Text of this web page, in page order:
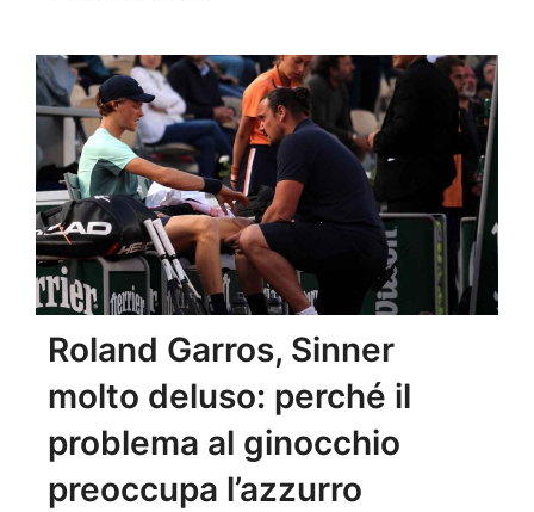
Roland Garros, Sinner
molto deluso: perché il
problema al ginocchio
preoccupa l’azzurro